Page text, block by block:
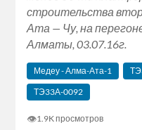
строительства
Ата — Чу, на
Алматы, 03.07.16г.
‎Медеу‬ - Алма-Ата-1
‪‎ТЭ33А‬-0092
👁1.9K просмотров